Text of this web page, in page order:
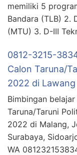
memiliki 5
Bandara (TLB) 2.
(MTU) 3. D-III
0812-3215-
Calon Taruna/
2022 di Lawang
Bimbingan
Taruna/Taruni
2022 di Malang,
Surabaya,
WA